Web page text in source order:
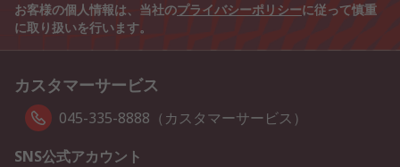
お客様の個人情報は、当社のプライバシーポリシーに従って慎重
に取り扱いを行います。
カスタマーサービス
045-335-8888（カスタマーサービス）
SNS公式アカウント